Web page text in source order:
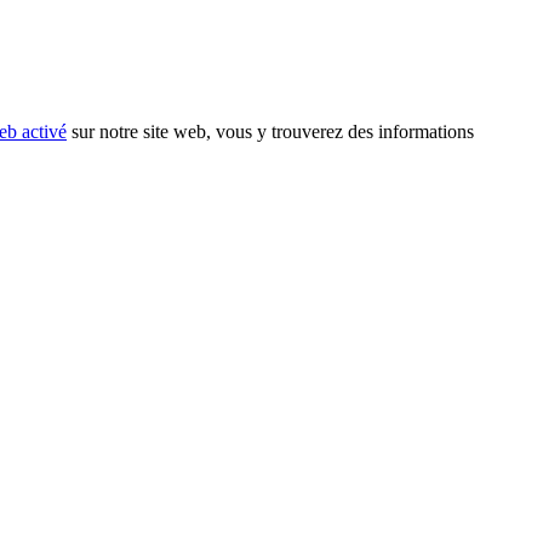
activé sur notre site web, vous y trouverez des informations